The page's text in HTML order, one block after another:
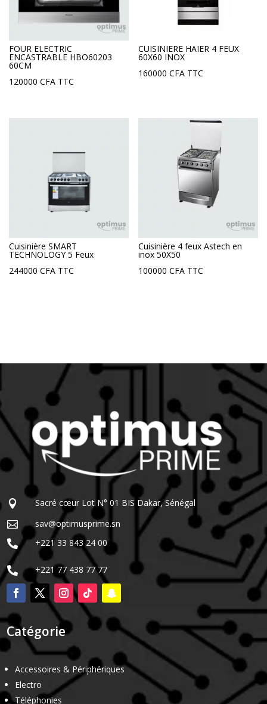
FOUR ELECTRIC
ENCASTRABLE HBO60203
60CM
120000 CFA TTC
CUISINIERE HAIER 4 FEUX
60X60 INOX
160000CFA TTC
Cuisinière SMART
TECHNOLOGY 5 Feux
244000 CFA TTC
Cuisinière 4 feux Astech en
inox 50X50
100000CFA TTC
 Sacré cœur Lot N° 01 BIS Dakar, Sénégal
 sav@optimusprime.sn
 +221 33 843 24 00
 +221 77 438 77 77
Catégorie
Accessoires & Périphériques
Electro
Téléphonies